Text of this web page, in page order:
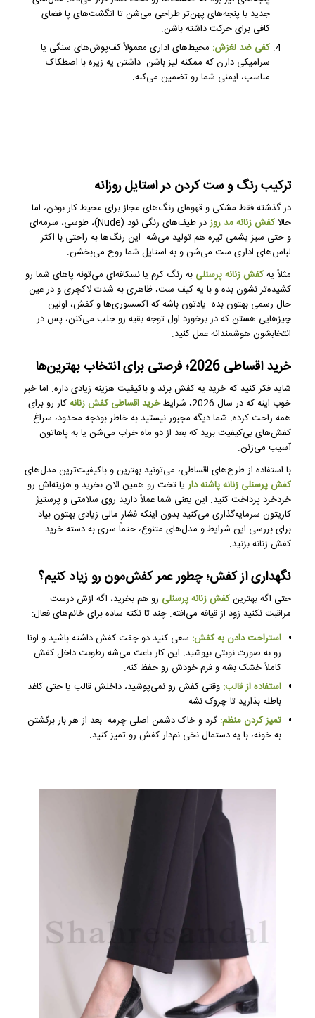
جدید با پنجه‌های پهن‌تر طراحی می‌شن تا انگشت‌های پا فضای
کافی برای حرکت داشته باشن.
کفی ضد لغزش: محیط‌های اداری معمولاً کف‌پوش‌های سنگی یا
سرامیکی دارن که ممکنه لیز باشن. داشتن یه زیره با اصطکاک
مناسب، ایمنی شما رو تضمین می‌کنه.
ترکیب رنگ و ست کردن در استایل روزانه
در گذشته فقط مشکی و قهوه‌ای رنگ‌های مجاز برای محیط کار بودن، اما
حالاکفش زنانه مد روز
در طیف‌های رنگی نود (Nude)، طوسی، سرمه‌ای
و حتی سبز یشمی تیره هم تولید می‌شه. این رنگ‌ها به راحتی با اکثر
لباس‌های اداری ست می‌شن و به استایل شما روح می‌بخشن.
مثلاً یهکفش زنانه پرسنلی به رنگ کرم یا نسکافه‌ای می‌تونه پاهای شما رو
کشیده‌تر نشون بده و با یه کیف ست، ظاهری به شدت لاکچری و در عین
حال رسمی بهتون بده. یادتون باشه که اکسسوری‌ها و کفش، اولین
چیزهایی هستن که در برخورد اول توجه بقیه رو جلب می‌کنن، پس در
انتخابشون هوشمندانه عمل کنید.
خرید اقساطی 2026؛ فرصتی برای انتخاب بهترین‌ها
شاید فکر کنید که خرید یه کفش برند و باکیفیت هزینه زیادی داره. اما خبر
خوب اینه که در سال 2026، شرایط
خرید اقساطی کفش زنانهکار رو برای
همه راحت کرده. شما دیگه مجبور نیستید به خاطر بودجه محدود، سراغ
کفش‌های بی‌کیفیت برید که بعد از دو ماه خراب می‌شن یا به پاهاتون
آسیب می‌زنن.
با استفاده از طرح‌های اقساطی، می‌تونید بهترین و باکیفیت‌ترین مدل‌های
کفش پرسنلی زنانه پاشنه داریا تخت رو همین الان بخرید و هزینه‌اش رو
خردخرد پرداخت کنید. این یعنی شما عملاً دارید روی سلامتی و پرستیژ
کاریتون سرمایه‌گذاری می‌کنید بدون اینکه فشار مالی زیادی بهتون بیاد.
برای بررسی این شرایط و مدل‌های متنوع، حتماً سری به دسته خرید
کفش زنانه بزنید.
نگهداری از کفش؛ چطور عمر کفش‌مون رو زیاد کنیم؟
حتی اگه بهترینکفش زنانه پرسنلی رو هم بخرید، اگه ازش درست
مراقبت نکنید زود از قیافه می‌افته. چند تا نکته ساده برای خانم‌های فعال:
استراحت دادن به کفش: سعی کنید دو جفت کفش داشته باشید و اونا
رو به صورت نوبتی بپوشید. این کار باعث می‌شه رطوبت داخل کفش
کاملاً خشک بشه و فرم خودش رو حفظ کنه.
استفاده از قالب: وقتی کفش رو نمی‌پوشید، داخلش قالب یا حتی کاغذ
باطله بذارید تا چروک نشه.
تمیز کردن منظم: گرد و خاک دشمن اصلی چرمه. بعد از هر بار برگشتن
به خونه، با یه دستمال نخی نم‌دار کفش رو تمیز کنید.